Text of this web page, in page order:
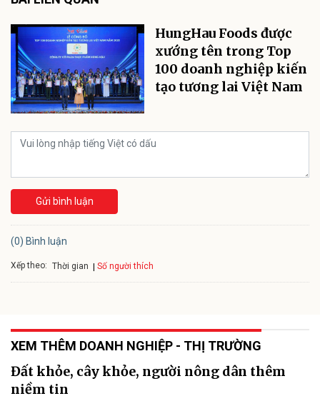
HungHau Foods được
xướng tên trong Top
100 doanh nghiệp kiến
tạo tương lai Việt Nam
Gửi bình luận
(0) Bình luận
Xếp theo: Thời gian Số người thích
XEM THÊM DOANH NGHIỆP - THỊ TRƯỜNG
Đất khỏe, cây khỏe, người nông dân thêm
niềm tin